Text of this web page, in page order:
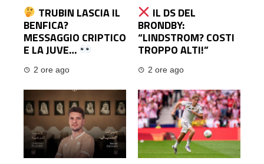
TRUBIN LASCIA IL
BENFICA?
MESSAGGIO CRIPTICO
E LA JUVE…
2 ore ago
IL DS DEL
BRONDBY:
“LINDSTROM? COSTI
TROPPO ALTI!”
2 ore ago